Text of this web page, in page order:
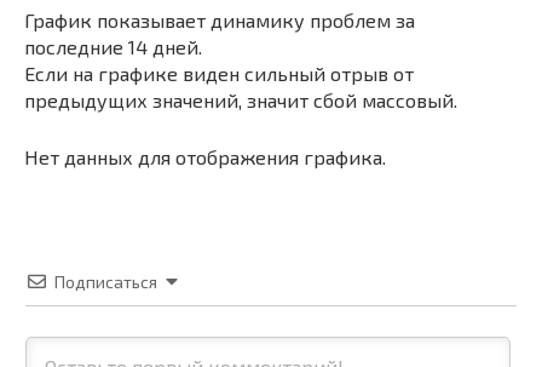
График показывает динамику проблем за
последние 14 дней.
Если на графике виден сильный отрыв от
предыдущих значений, значит сбой массовый.
Нет данных для отображения графика.
Подписаться